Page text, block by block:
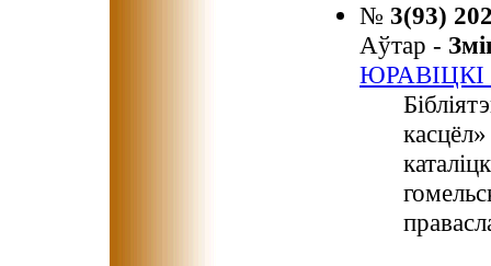
№ 3(93)
Аўтар -
ЮРАВІЦКІ